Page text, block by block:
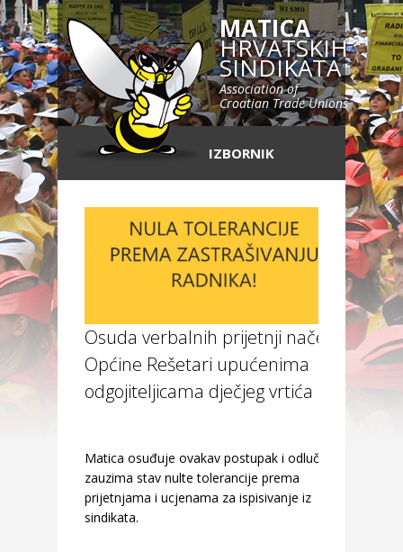
MATICA
HRVATSKIH
SINDIKATA
Association of
Croatian Trade Unions
IZBORNIK
Osuda verbalnih prijetnji načelnika
Općine Rešetari upućenima
odgojiteljicama dječjeg vrtića
Matica osuđuje ovakav postupak i odlučno
zauzima stav nulte tolerancije prema
prijetnjama i ucjenama za ispisivanje iz
sindikata.